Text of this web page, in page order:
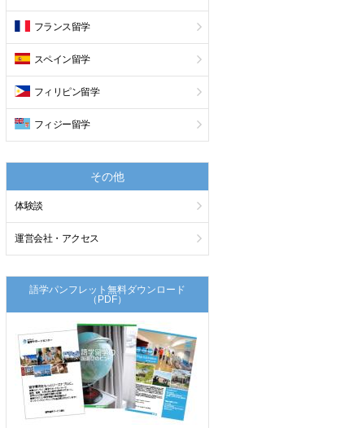
フランス留学
スペイン留学
フィリピン留学
フィジー留学
その他
体験談
運営会社・アクセス
語学パンフレット無料ダウンロード
（PDF）